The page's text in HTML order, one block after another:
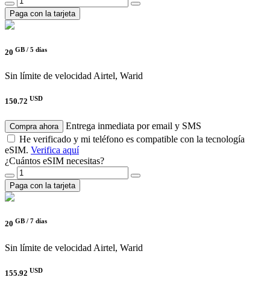
Paga con la tarjeta
20 GB / 5 días
Sin límite de velocidad Airtel, Warid
150.72 USD
Compra ahora
Entrega inmediata por email y SMS
He verificado y mi teléfono es compatible con la tecnología
eSIM. Verifica aquí
¿Cuántos eSIM necesitas?
Paga con la tarjeta
20 GB / 7 días
Sin límite de velocidad Airtel, Warid
155.92 USD